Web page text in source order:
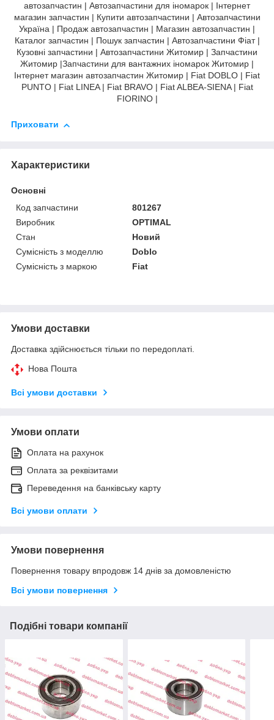
автозапчастин | Автозапчастини для іномарок | Інтернет
магазин запчастин | Купити автозапчастини | Автозапчастини
Україна | Продаж автозапчастин | Магазин автозапчастин |
Каталог запчастин | Пошук запчастин | Автозапчастини Фіат |
Кузовні запчастини | Автозапчастини Житомир | Запчастини
Житомир |Запчастини для вантажних іномарок Житомир |
Інтернет магазин автозапчастин Житомир | Fiat DOBLO | Fiat
PUNTO | Fiat LINEA | Fiat BRAVO | Fiat ALBEA-SIENA | Fiat
FIORINO |
Приховати
Характеристики
Основні
Код запчастини
801267
Виробник
OPTIMAL
Стан
Новий
Сумісність з моделлю
Doblo
Сумісність з маркою
Fiat
Умови доставки
Доставка здійснюється тільки по передоплаті.
Нова Пошта
Всі умови доставки
Умови оплати
Оплата на рахунок
Оплата за реквізитами
Переведення на банківську карту
Всі умови оплати
Умови повернення
Повернення товару впродовж 14 днів за домовленістю
Всі умови повернення
Подібні товари компанії